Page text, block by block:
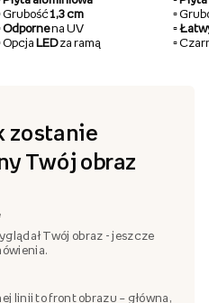
Grubość1,3 cm
Odpornena UV
Opcja LEDza ramą
▫️
▫️
▫️
zostanie
Twój obraz
Twój obraz - jeszcze
linii to front obrazu – główna,